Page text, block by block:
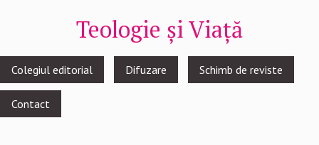
Teologie și Viață
Footer
menu
Colegiul editorial Difuzare Schimb de reviste
Contact